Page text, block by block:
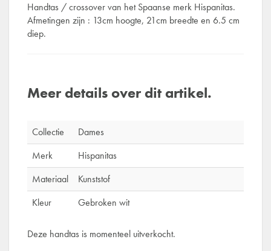
Handtas / crossover van het Spaanse merk Hispanitas.
Afmetingen zijn : 13cm hoogte, 21cm breedte en 6.5 cm
diep.
Meer details over dit artikel.
Collectie
Dames
Merk
Hispanitas
Materiaal
Kunststof
Kleur
Gebroken wit
Deze handtas is momenteel uitverkocht.